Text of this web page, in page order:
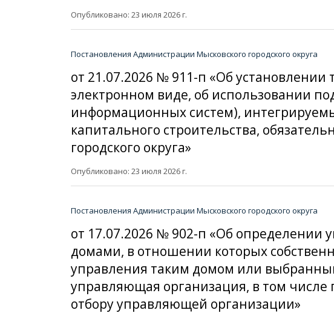
Опубликовано: 23 июля 2026 г.
Постановления Администрации Мысковского городского округа
от 21.07.2026 № 911-п «Об
электронном виде, об использовании
информационных систем),
капитального строительства,
городского округа»
Опубликовано: 23 июля 2026 г.
Постановления Администрации Мысковского городского округа
от 17.07.2026 № 902-п «Об
домами, в отношении которых
управления таким домом или
управляющая организация, в том числе
отбору управляющей организации»